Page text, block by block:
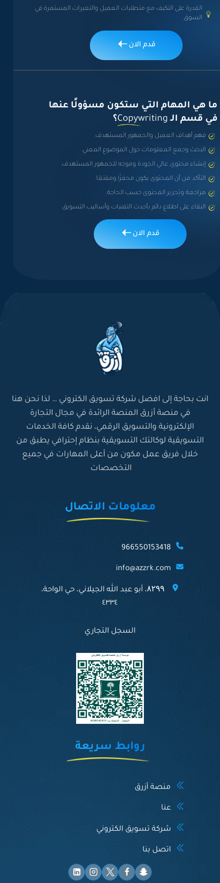
ملاحظات:
القدرة على التكيف مع متطلبات العميل والتغيرات المستمرة في
السوق.
قدم الان
السيرة الذاتية:
ملاحظات:
ما هي المهام التي ستكون مسؤولًا عنها
في قسم الـ Copywriting؟
فهم أهداف العميل والجمهور المستهدف.
البحث وجمع المعلومات حول الموضوع المعني.
إنشاء محتوى عالي الجودة وموجه للجمهور المستهدف.
التأكد من أن المحتوى يكون محفزًا ومقنعًا.
مراجعة وتحرير المحتوى حسب الحاجة.
البقاء على اطلاع دائم بأحدث التقنيات وأساليب التسويق.
قدم الان
موقفك من التجنيد *
إعفاء مؤقت
أدى الخدمة
ازاي عرفت عن فرص التدريب
لشركة ازرق؟ *
صديق داخل الشركة
Other
ما هي توقعاتك من التدريب في
شركة ازرق؟ *
ما هي خطتك بعد انتهاء التدريب؟
ما هو المجال الذي ترغب في
ما هي خبرتك في هذا المجال؟ *
من فضلك ارفع CV هنا *
الاقتراحات واالاستفسارات *
انت بحاجة إلى افضل شركة تسويق الكتروني … لذا نحن هنا
في منصة أزرق المنصة الرائدة في مجال التجارة
الإلكترونية والتسويق الرقمي، نقدم كافة الخدمات
التسويقية لوكالتك التسويقية بنظام إحترافي يطبق من
خلال فريق عمل مكون من أعلى المهارات في جميع
التخصصات
معلومات الاتصال
966550153418
info@azzrk.com
۸۲۹۹، أبو عبد الله الجيلاني، حي الواحة،
٤٣٣٤
السجل التجاري
روابط سريعة
منصة أزرق
عنا
شركة تسويق الكتروني
اتصل بنا